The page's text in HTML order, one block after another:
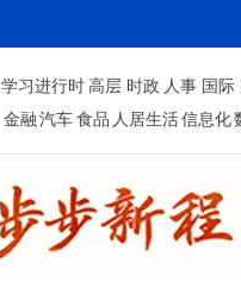
学习进行时 高层 时政 人事 国际
金融 汽车 食品 人居生活信息化